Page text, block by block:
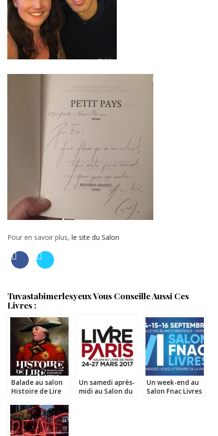
Pour en savoir plus, le site du Salon
Tuvastabimerlesyeux Vous Conseille Aussi Ces
Livres :
Balade au salon
Histoire de Lire
(conférences
d’Olivier Guez et
Eric Vuillard)
Un samedi après-
midi au Salon du
Un week-end au
Salon Fnac Livres